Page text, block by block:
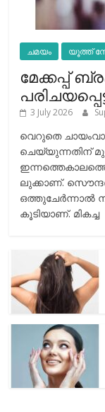
ചമയം യൂത്ത്
മേക്കപ്പ്
3 July 2026
വെറുതെ
ചെയ്യുന്നതിന്
ലുക്കാണ്.
ഒത്തുചേര്‍ന്നാല്‍
കൂടിയാണ്. മികച്ച